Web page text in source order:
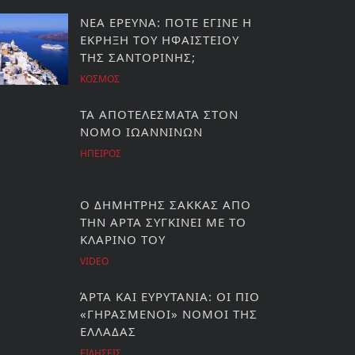
ΝΕΑ ΕΡΕΥΝΑ: ΠΟΤΕ ΕΓΙΝΕ Η
ΕΚΡΗΞΗ ΤΟΥ ΗΦΑΙΣΤΕΙΟΥ
ΤΗΣ ΣΑΝΤΟΡΙΝΗΣ;
ΚΟΣΜΟΣ
ΤΑ ΑΠΟΤΕΛΕΣΜΑΤΑ ΣΤΟΝ
ΝΟΜΟ ΙΩΑΝΝΙΝΩΝ
ΗΠΕΙΡΟΣ
Ο ΔΗΜΗΤΡΗΣ ΣΑΚΚΑΣ ΑΠΟ
ΤΗΝ ΑΡΤΑ ΣΥΓΚΙΝΕΙ ΜΕ ΤΟ
ΚΛΑΡΙΝΟ ΤΟΥ
VIDEO
ΆΡΤΑ ΚΑΙ ΕΥΡΥΤΑΝΙΑ: ΟΙ ΠΙΟ
«ΓΗΡΑΣΜΕΝΟΙ» ΝΟΜΟΙ ΤΗΣ
ΕΛΛΑΔΑΣ